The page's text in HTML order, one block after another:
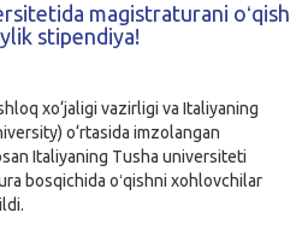
magistraturani oʻqish
stipendiya!
xo‘jaligi vazirligi va Italiyaning
o‘rtasida imzolangan
Italiyaning Tusha universiteti
bosqichida oʻqishni xohlovchilar